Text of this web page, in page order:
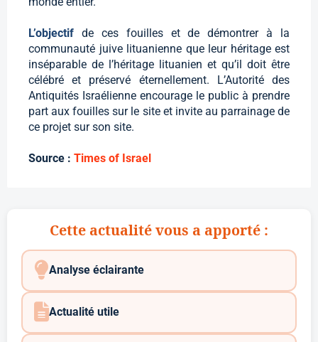
L’objectif de ces fouilles et de démontrer à la
communauté juive lituanienne que leur héritage est
inséparable de l’héritage lituanien et qu’il doit être
célébré et préservé éternellement. L’Autorité des
Antiquités Israélienne encourage le public à prendre
part aux fouilles sur le site et invite au parrainage de
ce projet sur son site.
Source : Times of Israel
Cette actualité vous a apporté :
Analyse éclairante
Actualité utile